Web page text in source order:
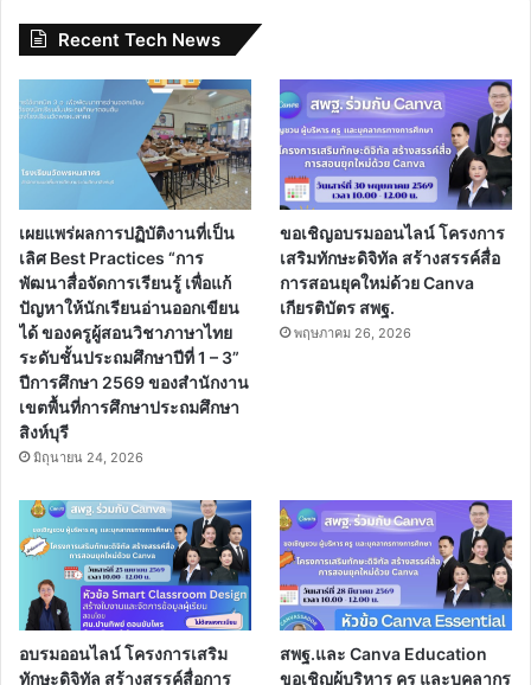
Recent Tech News
เผยแพร่ผลการปฏิบัติงานที่เป็น
เลิศ Best Practices “การ
พัฒนาสื่อจัดการเรียนรู้ เพื่อแก้
ปัญหาให้นักเรียนอ่านออกเขียน
ได้ ของครูผู้สอนวิชาภาษาไทย
ระดับชั้นประถมศึกษาปีที่ 1 – 3”
ปีการศึกษา 2569 ของสำนักงาน
เขตพื้นที่การศึกษาประถมศึกษา
สิงห์บุรี
มิถุนายน 24, 2026
ขอเชิญอบรมออนไลน์ โครงการ
เสริมทักษะดิจิทัล สร้างสรรค์สื่อ
การสอนยุคใหม่ด้วย Canva
เกียรติบัตร สพฐ.
พฤษภาคม 26, 2026
อบรมออนไลน์ โครงการเสริม
ทักษะดิจิทัล สร้างสรรค์สื่อการ
สพฐ.และ Canva Education
ขอเชิญผู้บริหาร ครู และบุคลากร